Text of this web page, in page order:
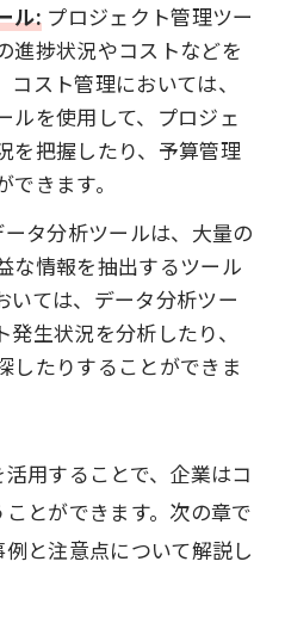
ル: プロジェクト管理ツー
進捗状況やコストなどを
スト管理においては、
ルを使用して、プロジェ
を把握したり、予算管理
きます。
ータ分析ツールは、大量の
な情報を抽出するツール
いては、データ分析ツー
生状況を分析したり、
したりすることができま
用することで、企業はコ
とができます。次の章で
と注意点について解説し